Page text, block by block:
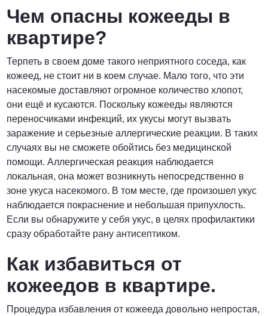
Чем опасны кожееды в
квартире?
Терпеть в своем доме такого неприятного соседа, как
кожеед, не стоит ни в коем случае. Мало того, что эти
насекомые доставляют огромное количество хлопот,
они ещё и кусаются. Поскольку кожееды являются
переносчиками инфекций, их укусы могут вызвать
заражение и серьезные аллергические реакции. В таких
случаях вы не сможете обойтись без медицинской
помощи. Аллергическая реакция наблюдается
локальная, она может возникнуть непосредственно в
зоне укуса насекомого. В том месте, где произошел укус
наблюдается покраснение и небольшая припухлость.
Если вы обнаружите у себя укус, в целях профилактики
сразу обработайте рану антисептиком.
Как избавиться от
кожеедов в квартире.
Процедура избавления от кожееда довольно непростая,